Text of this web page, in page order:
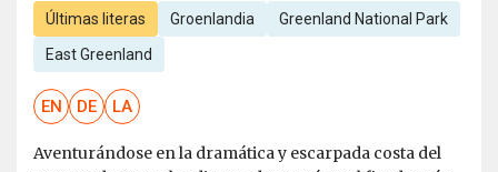
Últimas literas Groenlandia Greenland National Park
East Greenland
EN DE LA
Aventurándose en la dramática y escarpada costa del